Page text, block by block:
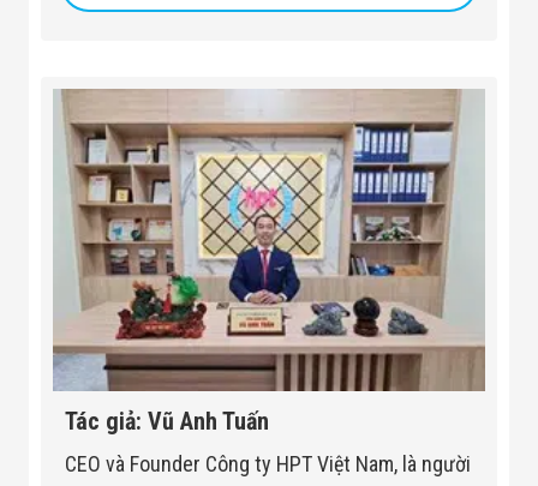
Tác giả: Vũ Anh Tuấn
CEO và Founder Công ty HPT Việt Nam, là người